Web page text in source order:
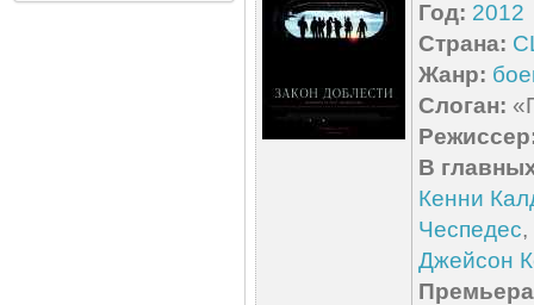
Год: 2012
Страна:
Жанр:
Слоган:
В
Кенни
Чеспедес,
Джейсон